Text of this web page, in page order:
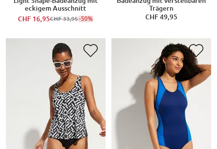
eckigem Ausschnitt
CHF 16,95CHF 33,95-50%
Trägern
CHF 49,95